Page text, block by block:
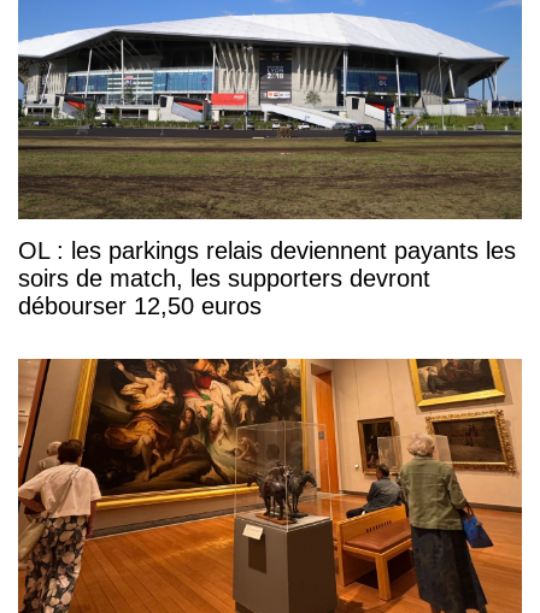
OL : les parkings relais deviennent payants les
soirs de match, les supporters devront
débourser 12,50 euros